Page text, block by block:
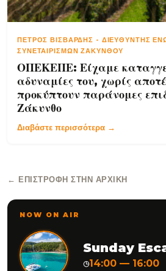
ΠΈΤΡΟΣ ΒΙΣΒΆΡΔΗΣ - ΔΙΕΥΘΥΝΤΉΣ
ΣΥΝΕΤΑΙΡΙΣΜΏΝ ΖΑΚΎΝΘΟΥ
ΟΠΕΚΕΠΕ: Είχαμε
αδυναμίες του, χωρίς
προκύπτουν παράνομες
Ζάκυνθο
Διαβάστε περισσότερα →
← ΕΠΙΣΤΡΟΦΉ ΣΤΗΝ ΑΡΧΙΚΉ
NOW ON AIR
Sunday
◷14:00 — 16:00